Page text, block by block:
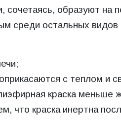
образуют на
среди остальных
с теплом и
краска меньше
что краска инертна